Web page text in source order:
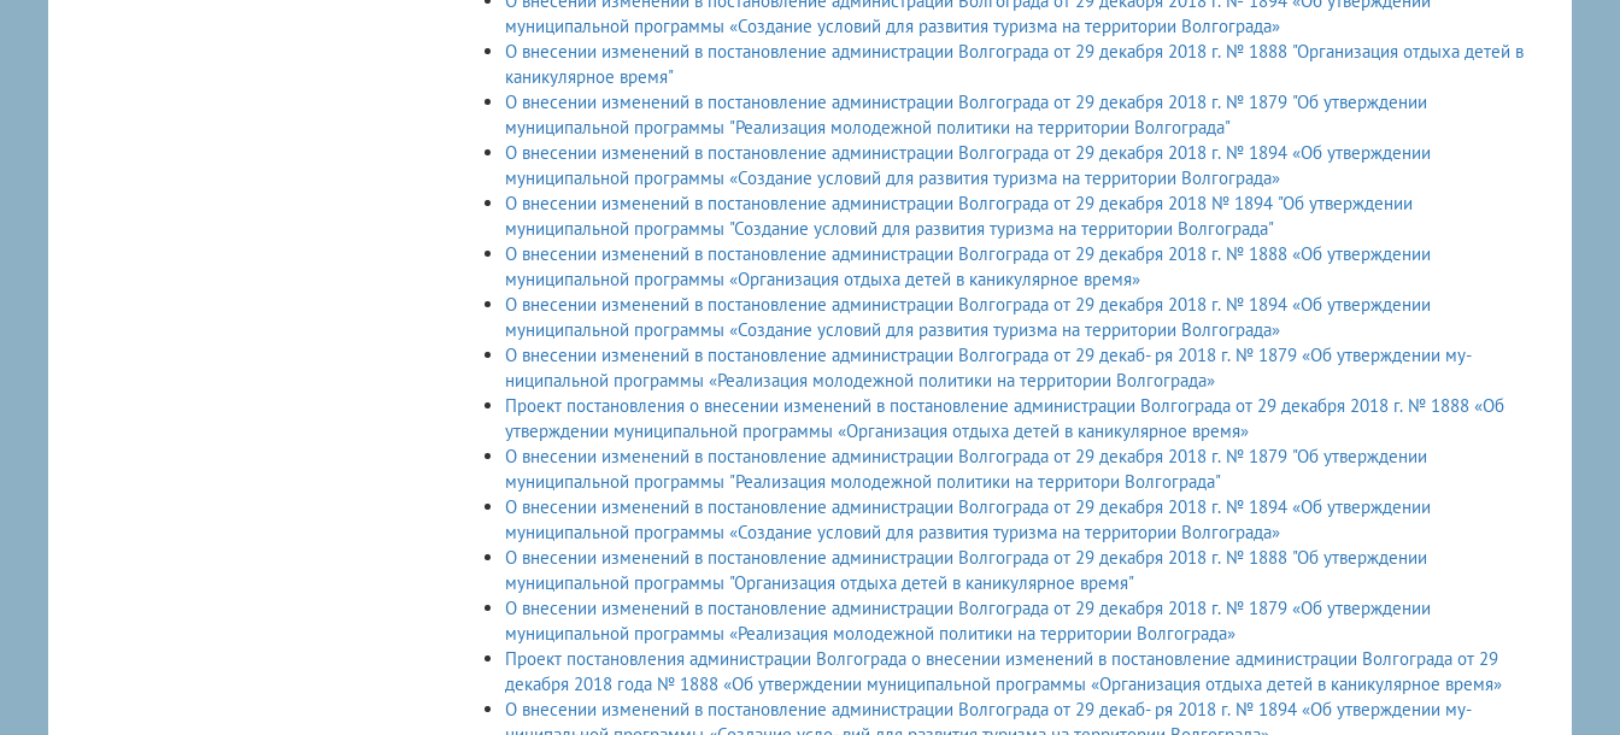
муниципальной программы «Создание условий для развития туризма на территории Волгограда»
О внесении изменений в постановление администрации Волгограда от 29 декабря 2018 г. № 1888 "Организация отдыха детей в
каникулярное время"
О внесении изменений в постановление администрации Волгограда от 29 декабря 2018 г. № 1879 "Об утверждении
муниципальной программы "Реализация молодежной политики на территории Волгограда"
О внесении изменений в постановление администрации Волгограда от 29 декабря 2018 г. № 1894 «Об утверждении
муниципальной программы «Создание условий для развития туризма на территории Волгограда»
О внесении изменений в постановление администрации Волгограда от 29 декабря 2018 № 1894 "Об утверждении
муниципальной программы "Создание условий для развития туризма на территории Волгограда"
О внесении изменений в постановление администрации Волгограда от 29 декабря 2018 г. № 1888 «Об утверждении
муниципальной программы «Организация отдыха детей в каникулярное время»
О внесении изменений в постановление администрации Волгограда от 29 декабря 2018 г. № 1894 «Об утверждении
муниципальной программы «Создание условий для развития туризма на территории Волгограда»
О внесении изменений в постановление администрации Волгограда от 29 декаб- ря 2018 г. № 1879 «Об утверждении му-
ниципальной программы «Реализация молодежной политики на территории Волгограда»
Проект постановления о внесении изменений в постановление администрации Волгограда от 29 декабря 2018 г. № 1888 «Об
утверждении муниципальной программы «Организация отдыха детей в каникулярное время»
О внесении изменений в постановление администрации Волгограда от 29 декабря 2018 г. № 1879 "Об утверждении
муниципальной программы "Реализация молодежной политики на территори Волгограда"
О внесении изменений в постановление администрации Волгограда от 29 декабря 2018 г. № 1894 «Об утверждении
муниципальной программы «Создание условий для развития туризма на территории Волгограда»
О внесении изменений в постановление администрации Волгограда от 29 декабря 2018 г. № 1888 "Об утверждении
муниципальной программы "Организация отдыха детей в каникулярное время"
О внесении изменений в постановление администрации Волгограда от 29 декабря 2018 г. № 1879 «Об утверждении
муниципальной программы «Реализация молодежной политики на территории Волгограда»
Проект постановления администрации Волгограда о внесении изменений в постановление администрации Волгограда от 29
декабря 2018 года № 1888 «Об утверждении муниципальной программы «Организация отдыха детей в каникулярное время»
О внесении изменений в постановление администрации Волгограда от 29 декаб- ря 2018 г. № 1894 «Об утверждении му-